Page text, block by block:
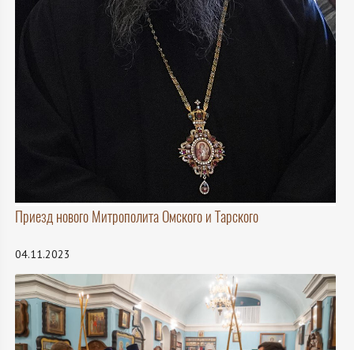
Приезд нового Митрополита Омского и Тарского
04.11.2023